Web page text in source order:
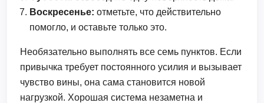
Воскресенье: отметьте, что действительно
помогло, и оставьте только это.
Необязательно выполнять все семь пунктов. Если
привычка требует постоянного усилия и вызывает
чувство вины, она сама становится новой
нагрузкой. Хорошая система незаметна и